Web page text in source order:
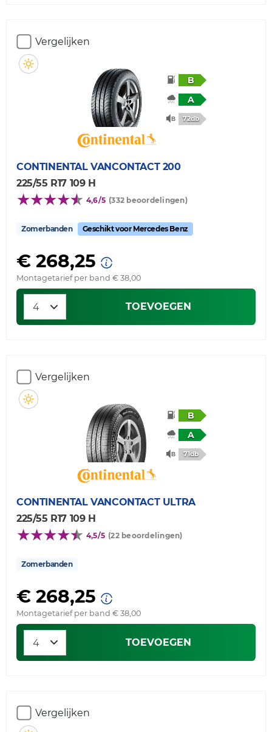
Vergelijken
B
A
72db
CONTINENTAL VANCONTACT 200
225/55 R17 109 H
4,6/5 (332 beoordelingen)
Zomerbanden Geschikt voor Mercedes Benz
€ 268,25
Montagetarief per band € 38,00
TOEVOEGEN
Vergelijken
B
A
71db
CONTINENTAL VANCONTACT ULTRA
225/55 R17 109 H
4,5/5 (22 beoordelingen)
Zomerbanden
€ 268,25
Montagetarief per band € 38,00
TOEVOEGEN
Vergelijken